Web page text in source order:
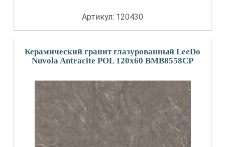
Артикул: 120430
Керамический гранит глазурованный LeeDo
Nuvola Antracite POL 120x60 BMB8558CP